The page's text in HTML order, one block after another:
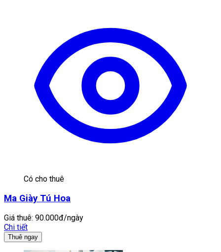
Có cho thuê
Ma Giày Tú Hoa
Giá thuê: 90.000đ/ngày
Chi tiết
Thuê ngay